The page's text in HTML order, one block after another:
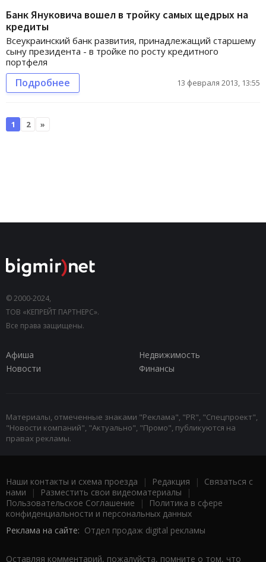
Банк Януковича вошел в тройку самых щедрых на
кредиты
Всеукраинский банк развития, принадлежащий старшему
сыну президента - в тройке по росту кредитного
портфеля
Подробнее 13 февраля 2013, 13:55
1 2 »
© 2000-2024,
ТОВ «КЕПРЕЙТ ПАРТНЕРС».
Все права защищены.
Афиша
Недвижимость
Новости
Финансы
Материалы, отмеченные знаками "Реклама", "PR", "Спецпроект",
"Новости компаний", "Актуально", "Промо", публикуются на
правах рекламы.
Наши контакты и схема проезда | Редакция | Связаться с
нами | Разместить свои видеоматериалы |
Пользовательское Соглашение |
Политика в сфере
конфиденциальности и персональных данных
Реклама на сайте: Отдел продаж digital рекламы
Оставляя комментарий, пожалуйста, помните о том, что